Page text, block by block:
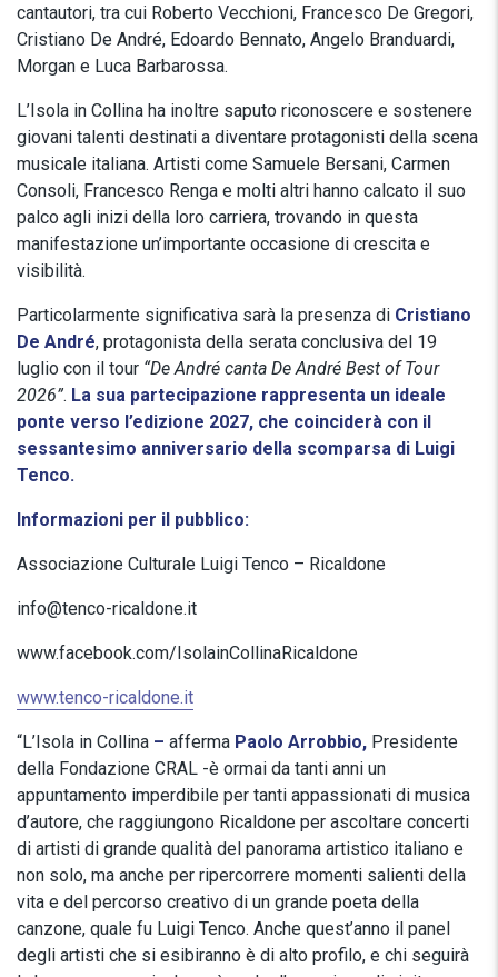
cantautori, tra cui Roberto Vecchioni, Francesco De Gregori,
Cristiano De André, Edoardo Bennato, Angelo Branduardi,
Morgan e Luca Barbarossa.
L’Isola in Collina ha inoltre saputo riconoscere e sostenere
giovani talenti destinati a diventare protagonisti della scena
musicale italiana. Artisti come Samuele Bersani, Carmen
Consoli, Francesco Renga e molti altri hanno calcato il suo
palco agli inizi della loro carriera, trovando in questa
manifestazione un’importante occasione di crescita e
visibilità.
Particolarmente significativa sarà la presenza di Cristiano
De André, protagonista della serata conclusiva del 19
luglio con il tour “De André canta De André Best of Tour
2026”. La sua partecipazione rappresenta un ideale
ponte verso l’edizione 2027, che coinciderà con il
sessantesimo anniversario della scomparsa di Luigi
Tenco.
Informazioni per il pubblico:
Associazione Culturale Luigi Tenco – Ricaldone
info@tenco-ricaldone.it
www.facebook.com/IsolainCollinaRicaldone
www.tenco-ricaldone.it
“L’Isola in Collina – afferma Paolo Arrobbio, Presidente
della Fondazione CRAL -è ormai da tanti anni un
appuntamento imperdibile per tanti appassionati di musica
d’autore, che raggiungono Ricaldone per ascoltare concerti
di artisti di grande qualità del panorama artistico italiano e
non solo, ma anche per ripercorrere momenti salienti della
vita e del percorso creativo di un grande poeta della
canzone, quale fu Luigi Tenco. Anche quest’anno il panel
degli artisti che si esibiranno è di alto profilo, e chi seguirà